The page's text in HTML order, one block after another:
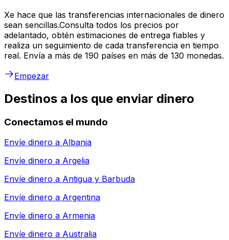
Xe hace que las transferencias internacionales de dinero
sean sencillas.Consulta todos los precios por
adelantado, obtén estimaciones de entrega fiables y
realiza un seguimiento de cada transferencia en tiempo
real. Envía a más de 190 países en más de 130 monedas.
Empezar
Destinos a los que enviar dinero
Conectamos el mundo
Envíe dinero a Albania
Envíe dinero a Argelia
Envíe dinero a Antigua y Barbuda
Envíe dinero a Argentina
Envíe dinero a Armenia
Envíe dinero a Australia